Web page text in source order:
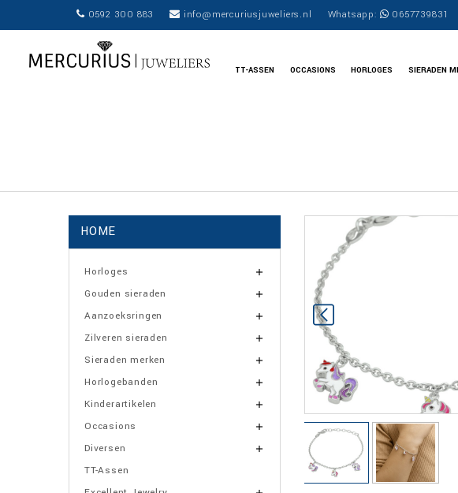
0592 300 883 info@mercuriusjuweliers.nl Whatsapp: 0657739831
TT-ASSEN OCCASIONS HORLOGES SIERADEN
HOME
Horloges 
Gouden sieraden 
Aanzoeksringen 
Zilveren sieraden 
Sieraden merken 
Horlogebanden 
Kinderartikelen 
Occasions 
Diversen 
TT-Assen